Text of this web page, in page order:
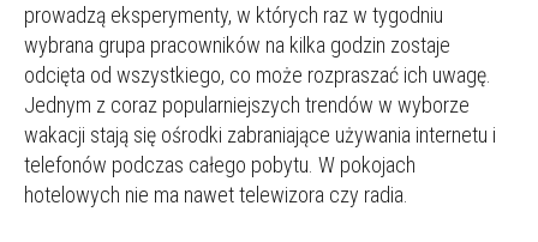
prowadzą eksperymenty, w których raz w tygodniu
wybrana grupa pracowników na kilka godzin zostaje
odcięta od wszystkiego, co może rozpraszać ich uwagę.
Jednym z coraz popularniejszych trendów w wyborze
wakacji stają się ośrodki zabraniające używania internetu i
telefonów podczas całego pobytu. W pokojach
hotelowych nie ma nawet telewizora czy radia.